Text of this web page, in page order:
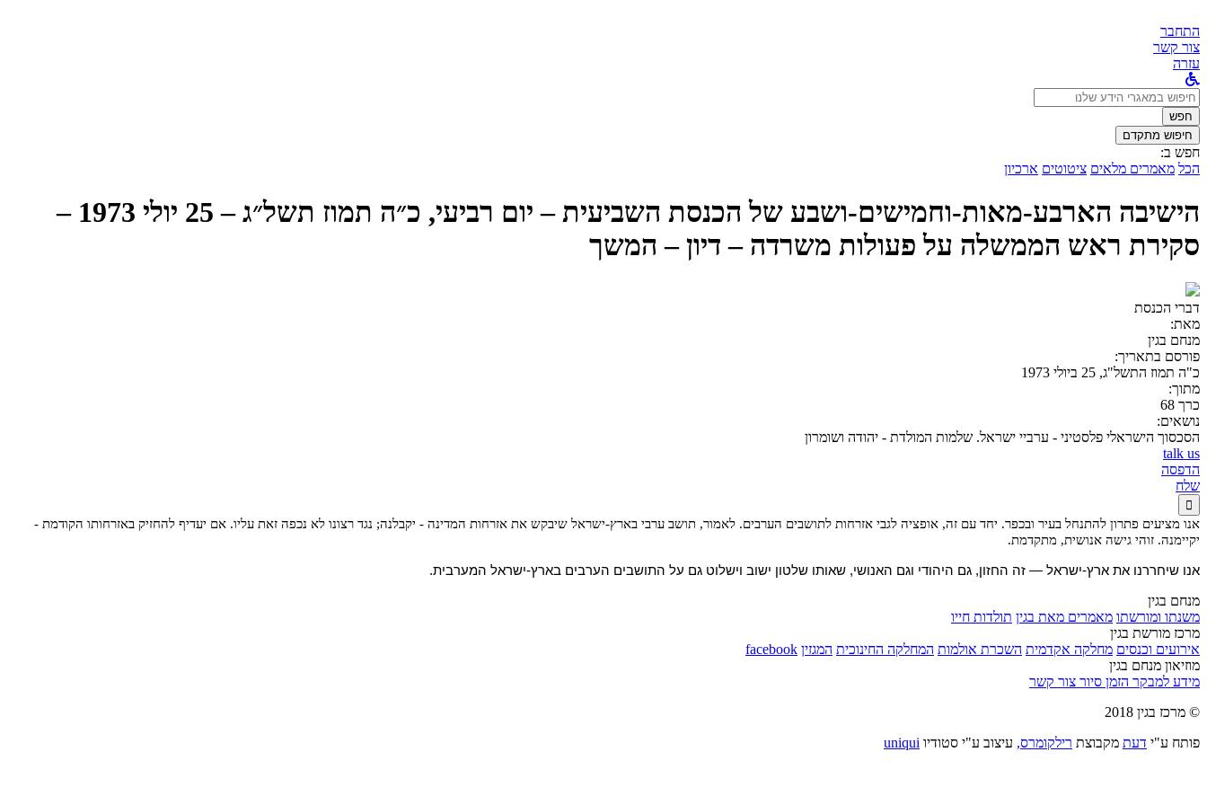
התחבר
צור קשר
עזרה
לחפש
ב:חפש
חיפוש מתקדם
חפש ב:
הכל מאמרים מלאים ציטוטים ארכיון
הישיבה הארבע-מאות-וחמישים-ושבע של הכנסת השביעית – יום רביעי, כ״ה תמוז תשל״ג – 25 יולי 1973 –
סקירת ראש הממשלה על פעולות משרדה – דיון – המשך
דברי הכנסת
מאת:
מנחם בגין
פורסם בתאריך:
כ"ה תמוז התשל"ג, 25 ביולי 1973
מתוך:
כרך 68
נושאים:
הסכסוך הישראלי פלסטיני - ערביי ישראל. שלמות המולדת - יהודה ושומרון
talk us
הדפסה
שלח

אנו מציעים פתרון להתנחל בעיר ובכפר. יחד עם זה, אופציה לגבי אזרחות לתושבים הערבים. לאמור, תושב ערבי בארץ-ישראל שיבקש את אזרחות המדינה - יקבלנה; נגד רצונו לא נכפה זאת עליו. אם יעדיף להחזיק באזרחותו הקודמת -
יקיימנה. זוהי גישה אנושית, מתקדמת.
אנו שיחררנו את ארץ-ישראל — זה החזון, גם היהודי וגם האנושי, שאותו שלטון ישוב וישלוט גם על התושבים הערבים בארץ-ישראל המערבית.
מנחם בגין
משנתו ומורשתו מאמרים מאת בגין תולדות חייו
מרכז מורשת בגין
אירועים וכנסים מחלקה אקדמית השכרת אולמות המחלקה החינוכית המגזין facebook
מוזיאון מנחם בגין
מידע למבקר הזמן סיור צור קשר
© מרכז בגין 2018
פותח ע"י דעת מקבוצת רילקומרס, עיצוב ע"י סטודיו uniqui